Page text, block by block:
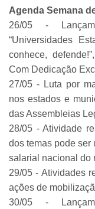
Agenda Semana
26/05 -
“Universidades
conhece,
Com Dedicação
27/05 - Luta por
nos estados e
das Assembleias
28/05 - Atividade
dos temas pode ser
salarial nacional do
29/05 - Atividades
ações de
30/05 -